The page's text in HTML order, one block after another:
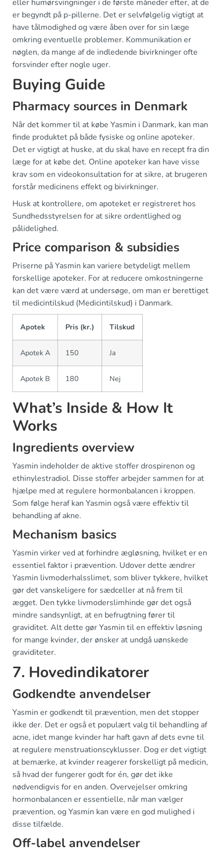
eller humørsvingninger i de første måneder efter, at de
er begyndt på p-pillerne. Det er selvfølgelig vigtigt at
have tålmodighed og være åben over for sin læge
omkring eventuelle problemer. Kommunikation er
nøglen, da mange af de indledende bivirkninger ofte
forsvinder efter nogle uger.
Buying Guide
Pharmacy sources in Denmark
Når det kommer til at købe Yasmin i Danmark, kan man
finde produktet på både fysiske og online apoteker.
Det er vigtigt at huske, at du skal have en recept fra din
læge for at købe det. Online apoteker kan have visse
krav som en videokonsultation for at sikre, at brugeren
forstår medicinens effekt og bivirkninger.
Husk at kontrollere, om apoteket er registreret hos
Sundhedsstyrelsen for at sikre ordentlighed og
pålidelighed.
Price comparison & subsidies
Priserne på Yasmin kan variere betydeligt mellem
forskellige apoteker. For at reducere omkostningerne
kan det være værd at undersøge, om man er berettiget
til medicintilskud (Medicintilskud) i Danmark.
Apotek Pris (kr.) Tilskud
Apotek A 150 Ja
Apotek B 180 Nej
What’s Inside & How It
Works
Ingredients overview
Yasmin indeholder de aktive stoffer drospirenon og
ethinylestradiol. Disse stoffer arbejder sammen for at
hjælpe med at regulere hormonbalancen i kroppen.
Som følge heraf kan Yasmin også være effektiv til
behandling af akne.
Mechanism basics
Yasmin virker ved at forhindre ægløsning, hvilket er en
essentiel faktor i prævention. Udover dette ændrer
Yasmin livmoderhalsslimet, som bliver tykkere, hvilket
gør det vanskeligere for sædceller at nå frem til
ægget. Den tykke livmoderslimhinde gør det også
mindre sandsynligt, at en befrugtning fører til
graviditet. Alt dette gør Yasmin til en effektiv løsning
for mange kvinder, der ønsker at undgå uønskede
graviditeter.
7. Hovedindikatorer
Godkendte anvendelser
Yasmin er godkendt til prævention, men det stopper
ikke der. Det er også et populært valg til behandling af
acne, idet mange kvinder har haft gavn af dets evne til
at regulere menstruationscyklusser. Dog er det vigtigt
at bemærke, at kvinder reagerer forskelligt på medicin,
så hvad der fungerer godt for én, gør det ikke
nødvendigvis for en anden. Overvejelser omkring
hormonbalancen er essentielle, når man vælger
prævention, og Yasmin kan være en god mulighed i
disse tilfælde.
Off-label anvendelser